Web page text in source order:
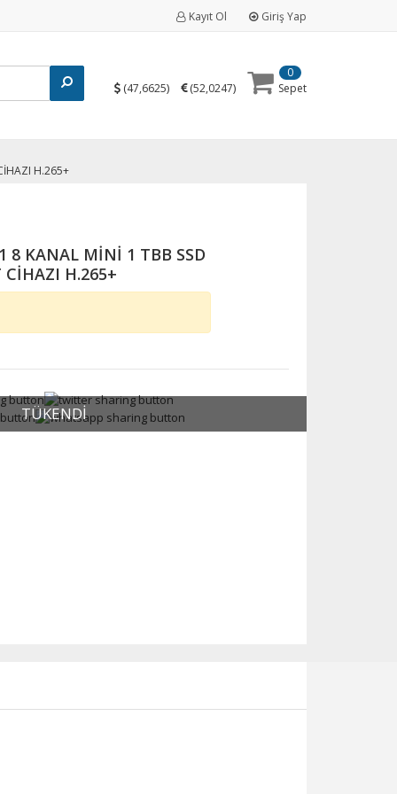
Kayıt Ol Giriş Yap
(47,6625) (52,0247) Sepet
0
H.265+
8 KANAL MİNİ 1 TBB SSD
CİHAZI H.265+
TÜKENDI